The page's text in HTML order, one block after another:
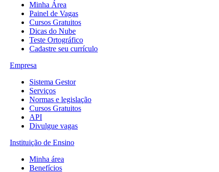
Minha Área
Painel de Vagas
Cursos Gratuitos
Dicas do Nube
Teste Ortográfico
Cadastre seu currículo
Empresa
Sistema Gestor
Serviços
Normas e legislação
Cursos Gratuitos
API
Divulgue vagas
Instituição de Ensino
Minha área
Benefícios